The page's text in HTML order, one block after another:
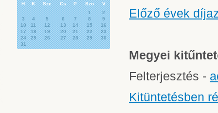
H K Sze Cs P Szo
V
1
2
3
4 5 6 7 8
9
10
11 12 13 14 15
16
17
18 19 20 21 22
23
24
25 26 27 28 29
30
31
Előző évek
Megyei
Felterjesztés -
Kitüntetésben